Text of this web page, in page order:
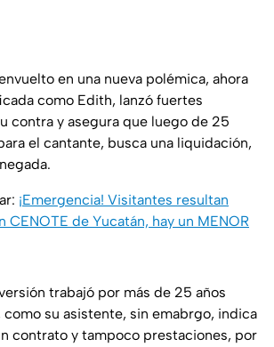
en una nueva polémica, ahora
como Edith, lanzó fuertes
contra y asegura que luego de 25
el cantante, busca una liquidación,
¡Emergencia! Visitantes resultan
CENOTE de Yucatán, hay un MENOR
trabajó por más de 25 años
como su asistente, sin emabrgo, indica
contrato y tampoco prestaciones, por